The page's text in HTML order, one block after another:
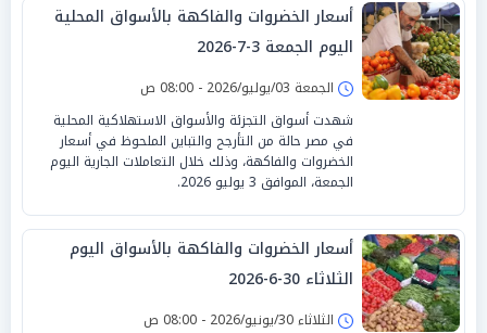
أسعار الخضروات والفاكهة بالأسواق المحلية
اليوم الجمعة 3-7-2026
الجمعة 03/يوليو/2026 - 08:00 ص
شهدت أسواق التجزئة والأسواق الاستهلاكية المحلية
في مصر حالة من التأرجح والتباين الملحوظ في أسعار
الخضروات والفاكهة، وذلك خلال التعاملات الجارية اليوم
الجمعة، الموافق 3 يوليو 2026.
أسعار الخضروات والفاكهة بالأسواق اليوم
الثلاثاء 30-6-2026
الثلاثاء 30/يونيو/2026 - 08:00 ص